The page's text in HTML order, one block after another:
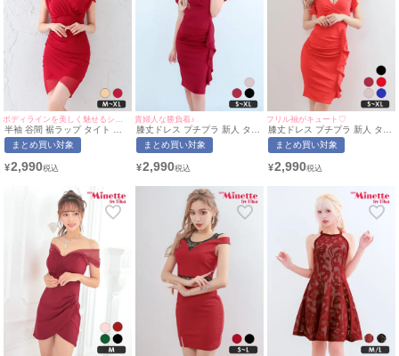
半袖 谷間 裾ラップ タイト ミ
ニドレス (せいせい着用/M~XL
サイズ対応) myMinette/マイミ
まとめ買い対象
¥2,990
貴婦人な勝負着♪
膝丈ドレス プチプラ 新人 タイ
ト セクシー 半袖 低身長 谷
間 ワインレッド 肩フリル V
ス (ひなたまる着用/S~XLサイ
ット
まとめ買い対象
¥2,990
フリル袖がキュート♡
膝丈ドレス プチプラ 新人 タイ
ト セクシー 半袖 低身長 谷間
赤 Vネック シック キャバドレ
対応) | myMinette/マイミネッ
まとめ買い対象
¥2,990